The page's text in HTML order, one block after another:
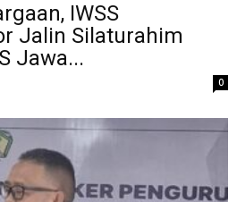
IWSS
Jalin Silaturahim
Jawa...
0